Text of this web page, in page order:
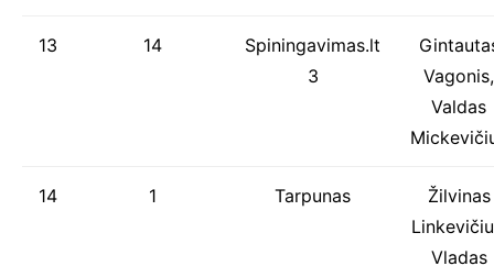
13 14
Spiningavimas.lt
3
Vagonis,
Valdas
14 1 Tarpunas
Žilvinas
Vladas